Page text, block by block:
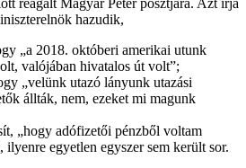
hazudik,
„a 2018. októberi amerikai utunk
valójában hivatalos út volt”;
„velünk utazó lányunk utazási
állták, nem, ezeket mi magunk
„hogy adófizetői pénzből voltam
egyetlen egyszer sem került sor.